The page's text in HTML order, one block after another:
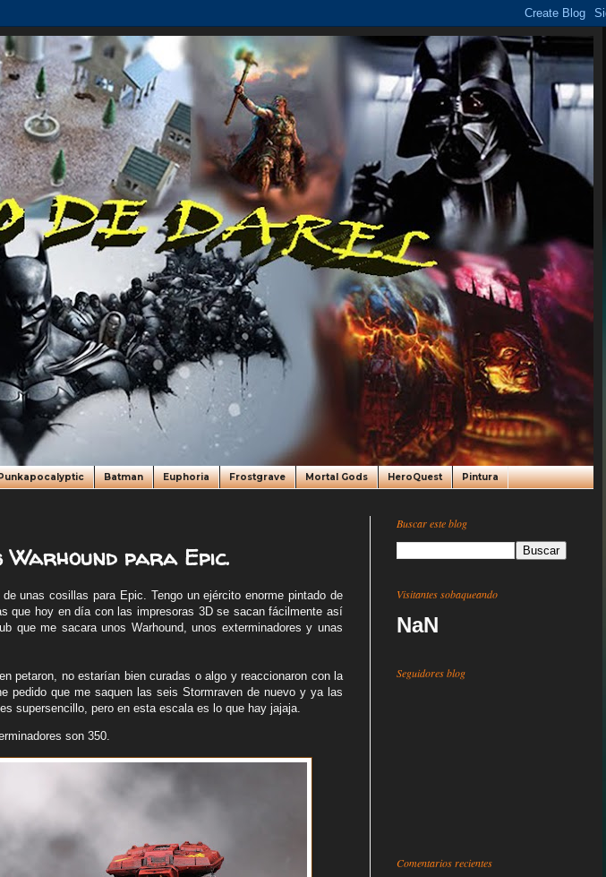
Batman Euphoria Frostgrave Mortal Gods HeroQuest Pintura
para Epic.
unas cosillas para Epic. Tengo un ejército enorme pintado de
que hoy en día con las impresoras 3D se sacan fácilmente así
que me sacara unos Warhound, unos exterminadores y unas
petaron, no estarían bien curadas o algo y reaccionaron con la
pedido que me saquen las seis Stormraven de nuevo y ya las
supersencillo, pero en esta escala es lo que hay jajaja.
son 350.
Buscar este blog
Visitantes sobaqueando
NaN
Seguidores blog
Comentarios recientes